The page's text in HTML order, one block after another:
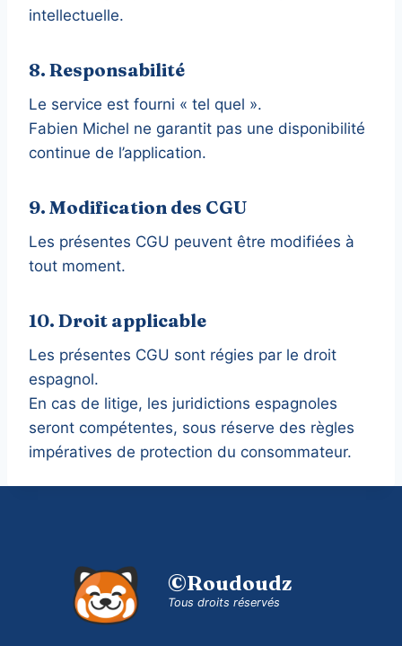
intellectuelle.
8. Responsabilité
Le service est fourni « tel quel ».
Fabien Michel ne garantit pas une disponibilité
continue de l’application.
9. Modification des CGU
Les présentes CGU peuvent être modifiées à
tout moment.
10. Droit applicable
Les présentes CGU sont régies par le droit
espagnol.
En cas de litige, les juridictions espagnoles
seront compétentes, sous réserve des règles
impératives de protection du consommateur.
©Roudoudz
Tous droits réservés